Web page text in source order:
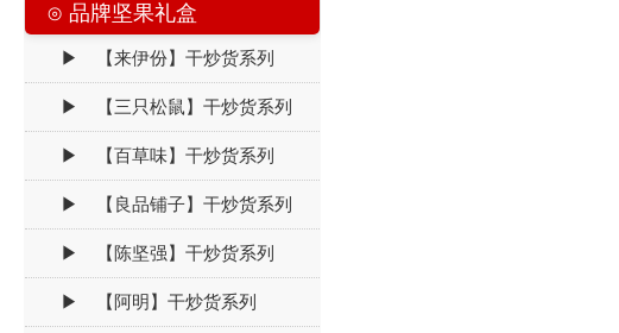
⊙ 品牌坚果礼盒
▶ 【来伊份】干炒货系列
▶ 【三只松鼠】干炒货系列
▶ 【百草味】干炒货系列
▶ 【良品铺子】干炒货系列
▶ 【陈坚强】干炒货系列
▶ 【阿明】干炒货系列